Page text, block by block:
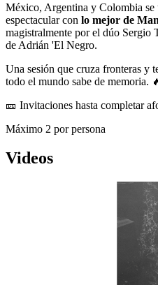
México, Argentina y Colombia se
espectacular con lo mejor de
magistralmente por el dúo Sergio
de Adrián 'El Negro.
Una sesión que cruza fronteras y
todo el mundo sabe de memoria.
🎫 Invitaciones hasta completar
Máximo 2 por persona
Videos